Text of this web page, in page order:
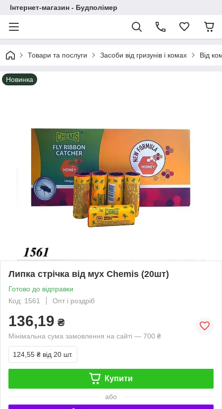
Інтернет-магазин - Будполімер
Товари та послуги Засоби від гризунів і комах Від
Новинка
Липка стрічка від мух Chemis (20шт)
Готово до відправки
Код: 1561
Опт і роздріб
136,19 ₴
Мінімальна сума замовлення на сайті — 700 ₴
124,55 ₴ від 20 шт.
Купити
або